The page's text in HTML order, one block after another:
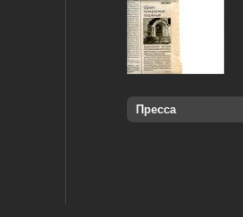
Пресса